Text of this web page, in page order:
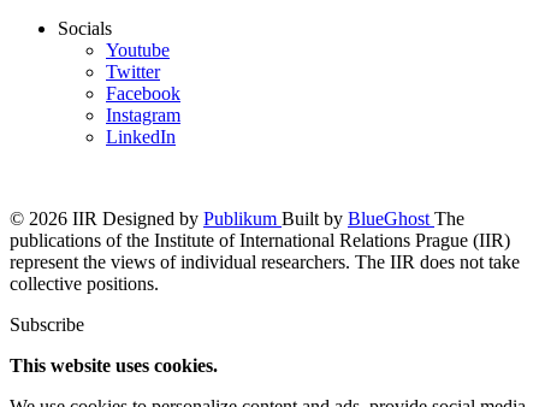
Socials
Youtube
Twitter
Facebook
Instagram
LinkedIn
© 2026 IIR Designed by Publikum Built by BlueGhost The
publications of the Institute of International Relations Prague (IIR)
represent the views of individual researchers. The IIR does not take
collective positions.
Subscribe
This website uses cookies.